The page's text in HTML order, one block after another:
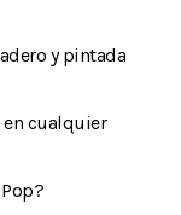
y pintada
en cualquier